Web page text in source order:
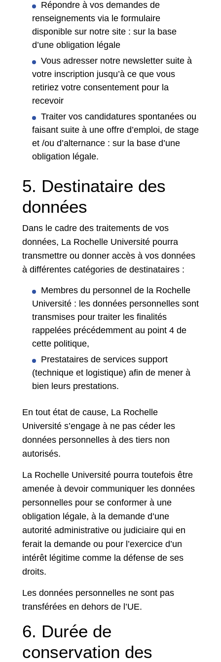
Répondre à vos demandes de
renseignements via le formulaire
disponible sur notre site : sur la base
d’une obligation légale
Vous adresser notre newsletter suite à
votre inscription jusqu’à ce que vous
retiriez votre consentement pour la
recevoir
Traiter vos candidatures spontanées ou
faisant suite à une offre d’emploi, de stage
et /ou d’alternance : sur la base d’une
obligation légale.
5. Destinataire des
données
Dans le cadre des traitements de vos
données, La Rochelle Université pourra
transmettre ou donner accès à vos données
à différentes catégories de destinataires :
Membres du personnel de la Rochelle
Université : les données personnelles sont
transmises pour traiter les finalités
rappelées précédemment au point 4 de
cette politique,
Prestataires de services support
(technique et logistique) afin de mener à
bien leurs prestations.
En tout état de cause, La Rochelle
Université s’engage à ne pas céder les
données personnelles à des tiers non
autorisés.
La Rochelle Université pourra toutefois être
amenée à devoir communiquer les données
personnelles pour se conformer à une
obligation légale, à la demande d’une
autorité administrative ou judiciaire qui en
ferait la demande ou pour l’exercice d’un
intérêt légitime comme la défense de ses
droits.
Les données personnelles ne sont pas
transférées en dehors de l’UE.
6. Durée de
conservation des